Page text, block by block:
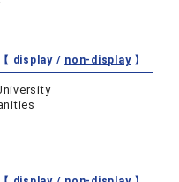
【 display / non-display】